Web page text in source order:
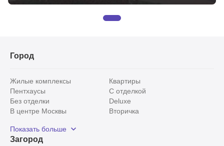
Город
Жилые комплексы
Квартиры
Пентхаусы
С отделкой
Без отделки
Deluxe
В центре Москвы
Вторичка
Рядом с парком
С панорамными окнами
Показать больше
Загород